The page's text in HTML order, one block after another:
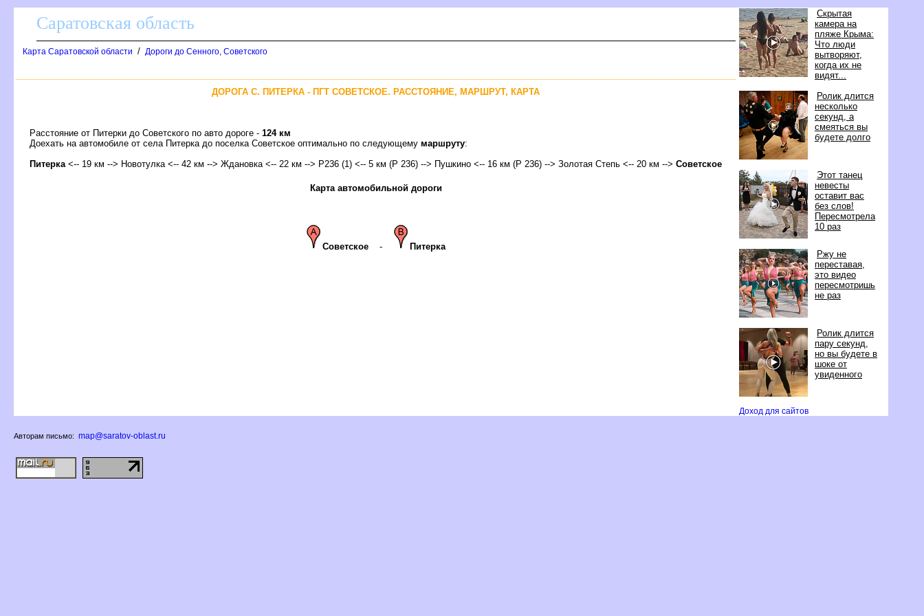
Скрытая
камера на
пляже Крыма:
Что люди
ытворяют,
когда их не
идят...
Ролик длится
несколько
секунд, а
смеяться вы
удете долго
Этот танец
невесты
оставит вас
ез слов!
Пересмотрела
10 раз
Ржу не
переставая,
это видео
пересмотришь
не раз
Ролик длится
пару секунд,
но вы будете
шоке от
увиденного
Доход для сайто
Саратовская область
Карта Саратовской области / Дороги до Сенного, Советского
ДОРОГА С. ПИТЕРКА - ПГТ СОВЕТСКОЕ. РАССТОЯНИЕ, МАРШРУТ, КАРТА
Расстояние от Питерки до Советского по авто дороге - 124 км
Доехать на автомобиле от села Питерка до поселка Советское оптимально по следующему маршруту:
Питерка <-- 19 км --> Новотулка <-- 42 км --> Ждановка <-- 22 км --> Р236 (1) <-- 5 км (Р 236) --> Пушкино <-- 16 км (Р 236) --> Золотая Степь <-- 20 км --> Советское
Карта автомобильной дороги
Советское - Питерка
Авторам письмо: map@saratov-oblast.ru